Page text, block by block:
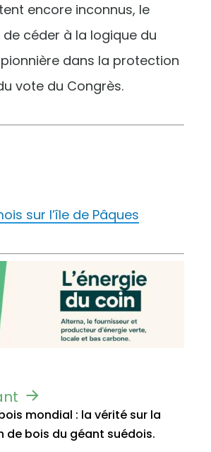
encore inconnus, le
céder à la logique du
dans la protection
vote du Congrès.
sur l’île de Pâques
mondial : la vérité sur la
de bois du géant suédois.